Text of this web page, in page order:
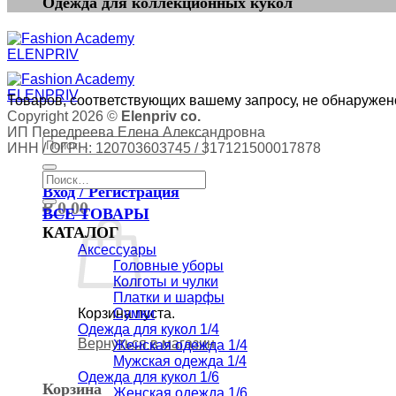
Искать:
Вход / Регистрация
₽0,00
Корзина пуста.
Вернуться в магазин
Корзина
Товаров, соответствующих вашему запросу, не
Copyright 2026 © Elenpriv co.
ИП Передреева Елена Александровна
ИНН / ОГРН: 120703603745 / 317121500017878
Искать:
ВСЕ ТОВАРЫ
КАТАЛОГ
Аксессуары
Головные уборы
Колготы и чулки
Платки и шарфы
Сумки
Одежда для кукол 1/4
Женская одежда 1/4
Мужская одежда 1/4
Одежда для кукол 1/6
Женская одежда 1/6